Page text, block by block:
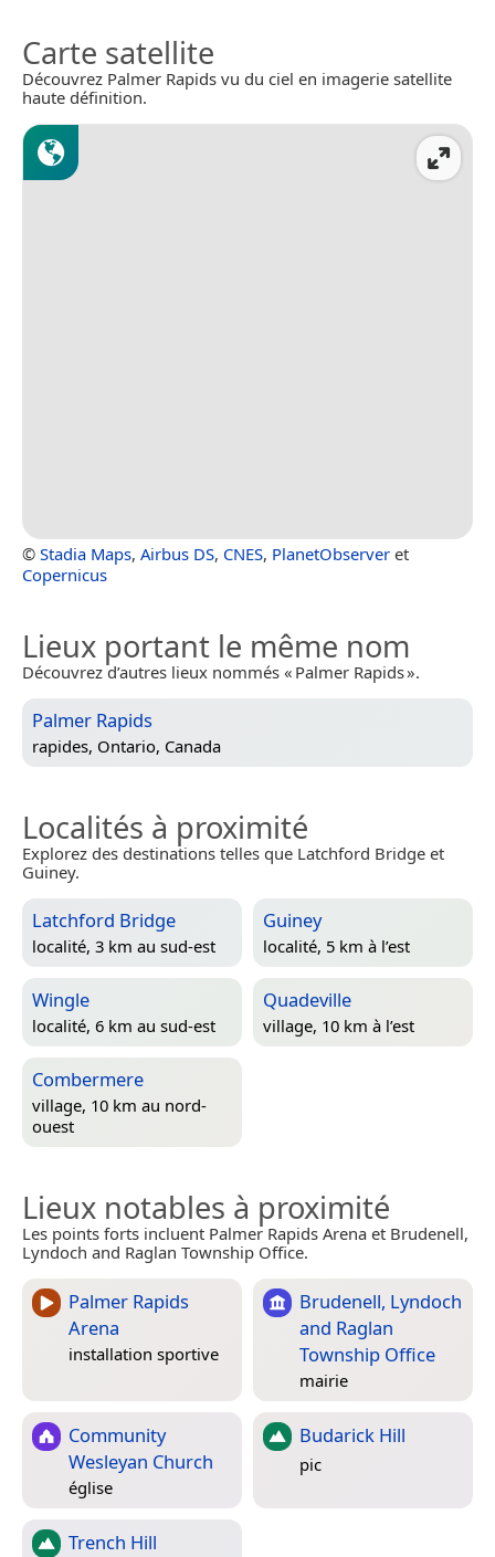
Carte satellite
Découvrez Palmer Rapids vu du ciel en imagerie satellite
haute définition.
© Stadia Maps, Airbus DS, CNES, PlanetObserver et
Copernicus
Lieux portant le même nom
Découvrez d’autres lieux nommés « Palmer Rapids ».
Palmer Rapids
rapides, Ontario, Canada
Localités à proximité
Explorez des destinations telles que Latchford Bridge et
Guiney.
Latchford Bridge
localité, 3 km au sud-est
Guiney
localité, 5 km à l’est
Wingle
localité, 6 km au sud-est
Quadeville
village, 10 km à l’est
Combermere
village, 10 km au nord-
ouest
Lieux notables à proximité
Les points forts incluent Palmer Rapids Arena et Brudenell,
Lyndoch and Raglan Township Office.
Palmer Rapids
Arena
installation sportive
Brudenell, Lyndoch
and Raglan
Township Office
mairie
Community
Wesleyan Church
église
Budarick Hill
pic
Trench Hill